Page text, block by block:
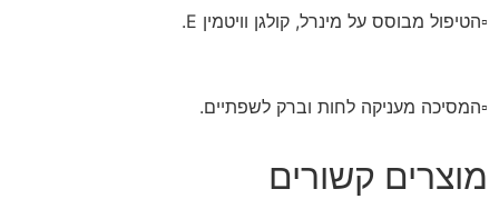
▫️הטיפול מבוסס על מינרל, קולגן וויטמין E.
▫️המסיכה מעניקה לחות וברק לשפתיים.
מוצרים קשורים